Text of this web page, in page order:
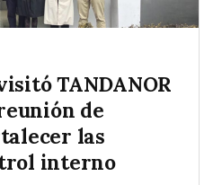
TANDANOR
de
las
interno